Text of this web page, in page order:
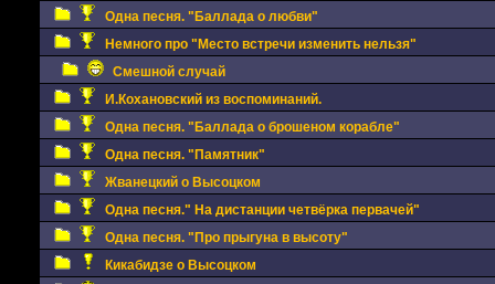
Одна песня. "Баллада о любви"
Немного про "Место встречи изменить нельзя"
Смешной случай
И.Кохановский из воспоминаний.
Одна песня. "Баллада о брошеном корабле"
Одна песня. "Памятник"
Жванецкий о Высоцком
Одна песня." На дистанции четвёрка первачей"
Одна песня. "Про прыгуна в высоту"
Кикабидзе о Высоцком